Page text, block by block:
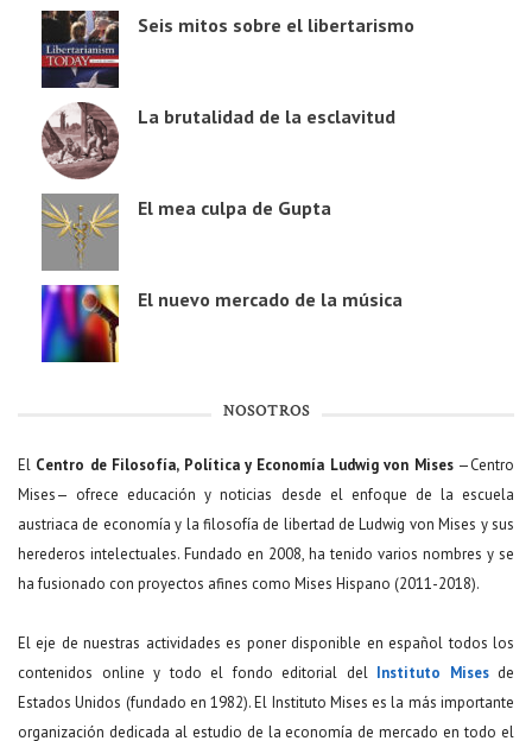
Seis mitos sobre el libertarismo
La brutalidad de la esclavitud
El mea culpa de Gupta
El nuevo mercado de la música
NOSOTROS
El Centro de Filosofía, Política y Economía Ludwig von Mises—Centro
Mises— ofrece educación y noticias desde el enfoque de la escuela
austriaca de economía y la filosofía de libertad de Ludwig von Mises y sus
herederos intelectuales. Fundado en 2008, ha tenido varios nombres y se
ha fusionado con proyectos afines como Mises Hispano (2011-2018).
El eje de nuestras actividades es poner disponible en español todos los
contenidos online y todo el fondo editorial del Instituto Misesde
Estados Unidos (fundado en 1982). El Instituto Mises es la más importante
organización dedicada al estudio de la economía de mercado en todo el